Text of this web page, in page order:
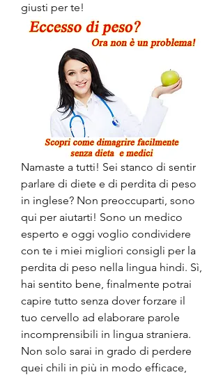
giusti per te!
Namaste a tutti! Sei stanco di sentir
parlare di diete e di perdita di peso
in inglese? Non preoccuparti, sono
qui per aiutarti! Sono un medico
esperto e oggi voglio condividere
con te i miei migliori consigli per la
perdita di peso nella lingua hindi. Sì,
hai sentito bene, finalmente potrai
capire tutto senza dover forzare il
tuo cervello ad elaborare parole
incomprensibili in lingua straniera.
Non solo sarai in grado di perdere
quei chili in più in modo efficace,